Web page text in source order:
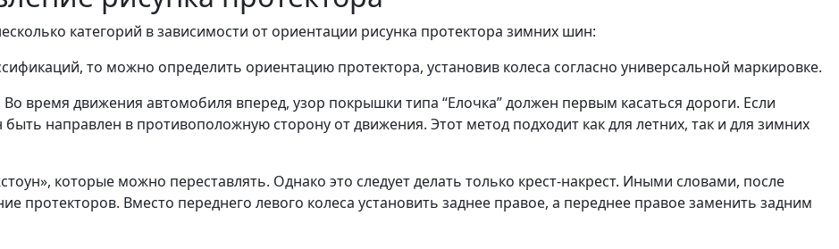
категорий в зависимости от ориентации рисунка протектора зимних шин:
то можно определить ориентацию протектора, установив колеса согласно универсальной маркировке.
время движения автомобиля вперед, узор покрышки типа “Елочка” должен первым касаться дороги. Если
направлен в противоположную сторону от движения. Этот метод подходит как для летних, так и для зимних
которые можно переставлять. Однако это следует делать только крест-накрест. Иными словами, после
протекторов. Вместо переднего левого колеса установить заднее правое, а переднее правое заменить задним